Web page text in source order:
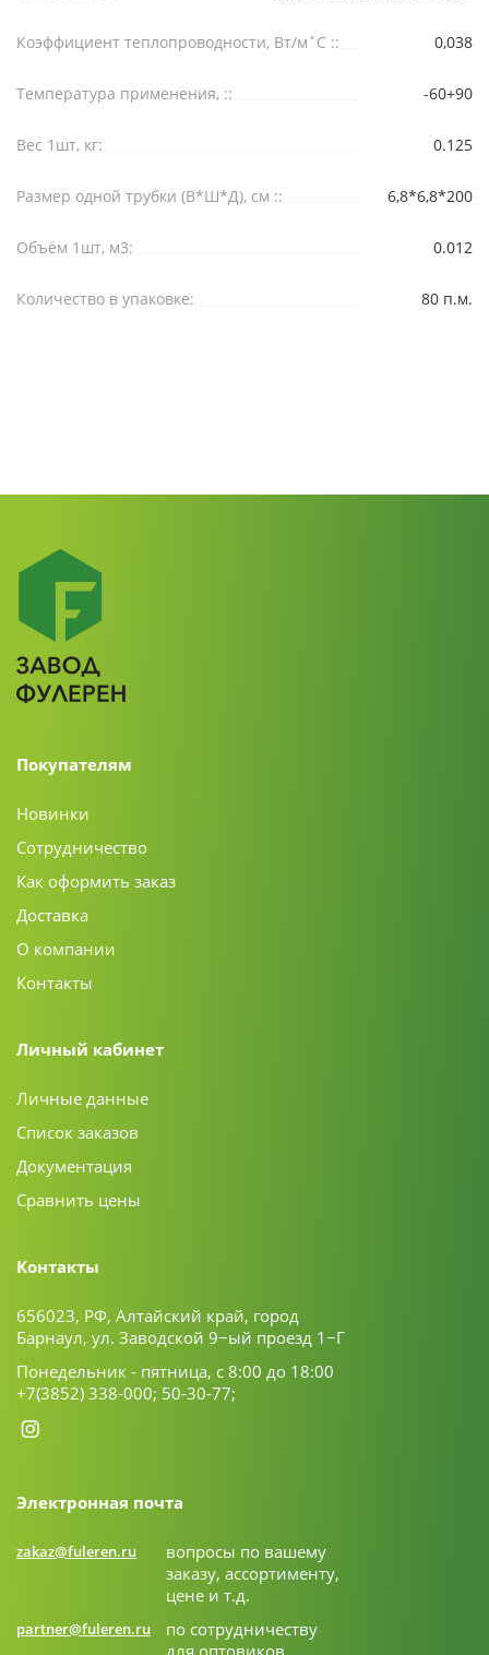
Коэффициент теплопроводности, Вт/м˚С :: 0,038
Температура применения, :: -60+90
Вес 1шт, кг: 0.125
Размер одной трубки (В*Ш*Д), см :: 6,8*6,8*200
Объём 1шт, м3: 0.012
Количество в упаковке: 80 п.м.
Покупателям
Новинки
Сотрудничество
Как оформить заказ
Доставка
О компании
Контакты
Личный кабинет
Личные данные
Список заказов
Документация
Сравнить цены
Контакты
656023, РФ, Алтайский край, город
Барнаул, ул. Заводской 9−ый проезд 1−Г
Понедельник - пятница, с 8:00 до 18:00
+7(3852) 338-000; 50-30-77;
Электронная почта
zakaz@fuleren.ru
вопросы по вашему
заказу, ассортименту,
цене и т.д.
partner@fuleren.ru
по сотрудничеству
для оптовиков